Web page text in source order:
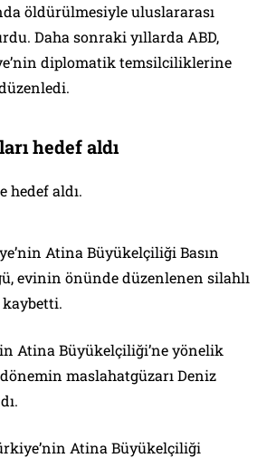
öldürülmesiyle uluslararası
Daha sonraki yıllarda ABD,
diplomatik temsilciliklerine
hedef aldı
hedef aldı.
Atina Büyükelçiliği Basın
evinin önünde düzenlenen silahlı
kaybetti.
Atina Büyükelçiliği’ne yönelik
dönemin maslahatgüzarı Deniz
Atina Büyükelçiliği